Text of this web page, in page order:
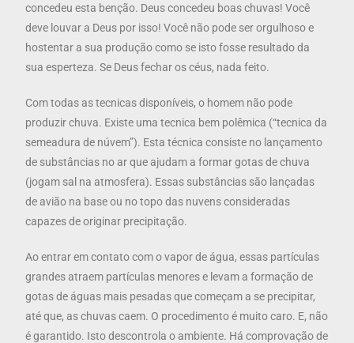
concedeu esta benção. Deus concedeu boas chuvas! Você
deve louvar a Deus por isso! Você não pode ser orgulhoso e
hostentar a sua produção como se isto fosse resultado da
sua esperteza. Se Deus fechar os céus, nada feito.
Com todas as tecnicas disponíveis, o homem não pode
produzir chuva. Existe uma tecnica bem polêmica (“tecnica da
semeadura de núvem”). Esta técnica consiste no lançamento
de substâncias no ar que ajudam a formar gotas de chuva
(jogam sal na atmosfera). Essas substâncias são lançadas
de avião na base ou no topo das nuvens consideradas
capazes de originar precipitação.
Ao entrar em contato com o vapor de água, essas partículas
grandes atraem partículas menores e levam a formação de
gotas de águas mais pesadas que começam a se precipitar,
até que, as chuvas caem. O procedimento é muito caro. E, não
é garantido. Isto descontrola o ambiente. Há comprovação de